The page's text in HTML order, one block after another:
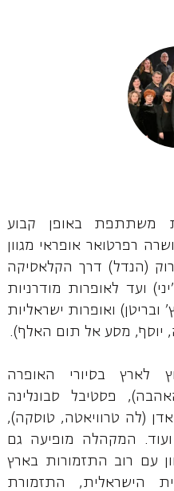
משתתפת באופן קבוע
רפרטואר אופראי מגוון
(הנדל) דרך הקלאסיקה
ועד לאופרות מודרניות
ובריטן) ואופרות ישראליות
יוסף, מסע אל תום האלף).
לארץ בסיורי האופרה
פסטיבל סבונלינה
(לה טרוויאטה, טוסקה),
המקהלה מופיעה גם
עם רוב התזמורות בארץ
הישראלית, התזמורת